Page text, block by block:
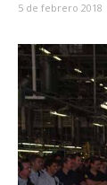
5 de febrero 2018